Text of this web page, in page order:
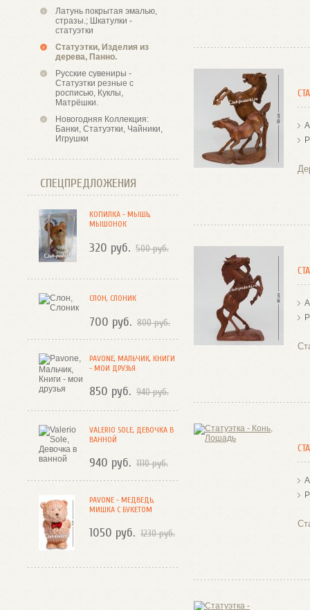
Латунь покрытая эмалью,
стразы.; Шкатулки -
статуэтки
Статуэтки, Изделия из
дерева, Панно.
Русские сувениры -
Статуэтки резные с
росписью, Куклы,
Матрёшки.
Новогодняя Коллекция:
Банки, Статуэтки, Чайники,
Игрушки
СПЕЦПРЕДЛОЖЕНИЯ
КОПИЛКА - МЫШЬ,
МЫШОНОК
320 руб. 500 руб.
СЛОН, СЛОНИК
700 руб. 800 руб.
PAVONE, МАЛЬЧИК, КНИГИ
- МОИ ДРУЗЬЯ
850 руб. 940 руб.
VALERIO SOLE, ДЕВОЧКА В
ВАННОЙ
940 руб. 1110 руб.
PAVONE - МЕДВЕДЬ,
МИШКА С БУКЕТОМ
1050 руб. 1230 руб.